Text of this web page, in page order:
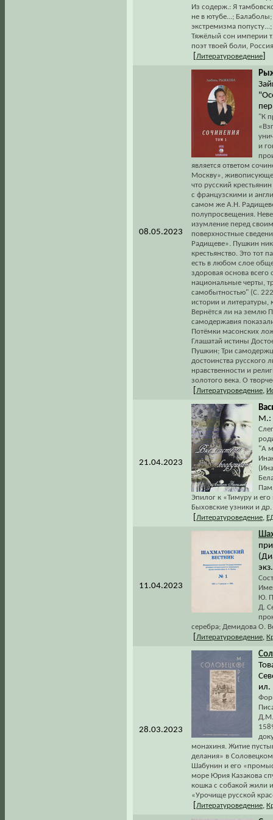
Из содерж.: Я
не в ютубе...;
экстремизма
Тяжёлый сон империи
поэт твоей боли,
Литературоведение
08.05.2023
"К
и
является ответом
Москву»,
что русский
с французскими и
самом же А.Н.
полупросвещения.
изумление перед
поверхностные
Радищеве». Пушкин
крестьянство. Это
есть в любом слое
здоровая основа всего
национальные черты,
самобытностью" (С.
истории и
Вернётся ли на землю
самодержавия
Потёмки масонских
Глашатай истины
Пушкин; Три
достоинства русского
нравственности и
золотого века. О
Литературоведение
21.04.2023
М.:
"А
Эпилог к «Тимуру и
Быховские узники и др.
Литературоведение
11.04.2023
экз.
Ю.
Д.
серебра; Демидова О.
Литературоведение
28.03.2023
ил.
Д.М.
монахиня. Житие
делания» в
Шабунин и его
море Юрия Казакова
кошка с собакой жили
«Урочище русской
Литературоведение